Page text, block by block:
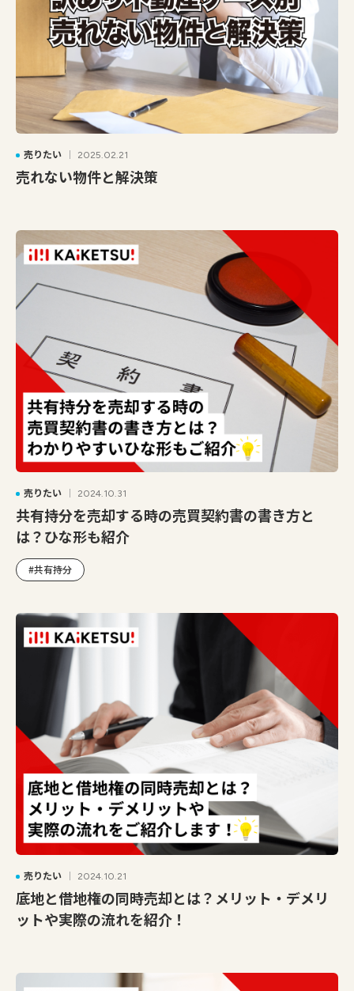
売りたい 2025.02.21
売れない物件と解決策
売りたい 2024.10.31
共有持分を売却する時の売買契約書の書き方と
は？ひな形も紹介
#共有持分
売りたい 2024.10.21
底地と借地権の同時売却とは？メリット・デメリ
ットや実際の流れを紹介！